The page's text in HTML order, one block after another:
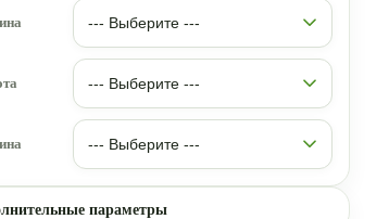
параметры